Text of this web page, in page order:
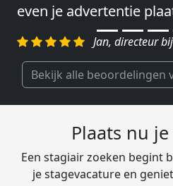
even je advertentie
Jan, directeur
weet Stageplaza prima
regelen.″
Harald, Head of
VION Food Netherlands
Plaats nu